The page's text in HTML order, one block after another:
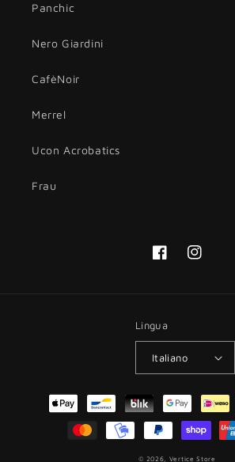
Panchic
Nero Giardini
CafèNoir
Merrel
Ucon Acrobatics
Frau
FacebookInstagram
Lingua
Italiano
Metodi
pagamento
© 2026, Vertice Store